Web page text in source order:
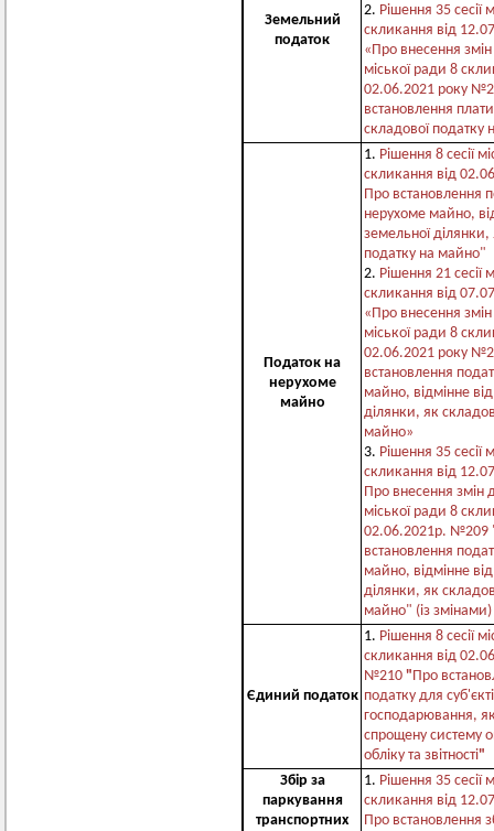
Земельний
податок
2. Рішення 35 сесії
скликання від
«Про внесення змін
міської ради 8
02.06.2021 року
встановлення
складової податку
Податок на
нерухоме
майно
1. Рішення 8 сесії
скликання від
Про встановлення
нерухоме майно,
земельної ділянки,
податку на майно"
2. Рішення 21 сесії
скликання від
«Про внесення змін
міської ради 8
02.06.2021 року
встановлення
майно, відмінне
ділянки, як
майно»
3. Рішення 35 сесії
скликання від
Про внесення змін
міської ради 8
02.06.2021р. №209
встановлення
майно, відмінне
ділянки, як
майно" (із змінами)
Єдиний податок
1. Рішення 8 сесії
скликання від
№210 "Про
податку для
господарювання,
спрощену систему
обліку та звітності"
Збір за
паркування
транспортних
1. Рішення 35 сесії
скликання від
Про встановлення